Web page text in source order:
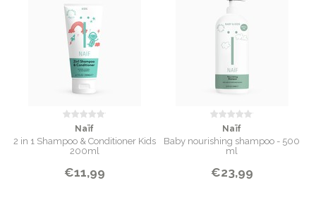
Naïf
2 in 1 Shampoo & Conditioner Kids
200ml
€11,99
Naïf
Baby nourishing shampoo - 500
ml
€23,99